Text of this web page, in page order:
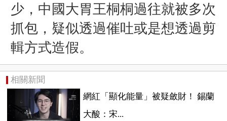
少， 中國大胃王桐桐過往就被多次
抓包， 疑似透過催吐或是想透過剪
輯方式造假。
相關新聞
網紅「顯化能量」被疑斂財！ 錫蘭
大酸：宋...